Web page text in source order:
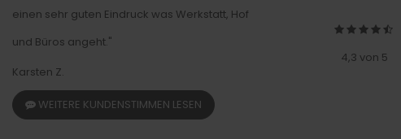
einen sehr guten Eindruck was Werkstatt, Hof
und Büros angeht."
Karsten Z.
WEITERE KUNDENSTIMMEN LESEN
4,3 von 5